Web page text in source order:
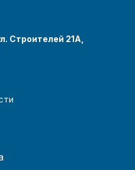
Строителей 21А,